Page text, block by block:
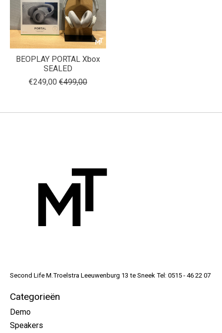
BEOPLAY PORTAL Xbox
SEALED
€249,00 €499,00
Second Life M.Troelstra Leeuwenburg 13 te Sneek Tel: 0515 - 46 22 07
Categorieën
Demo
Speakers